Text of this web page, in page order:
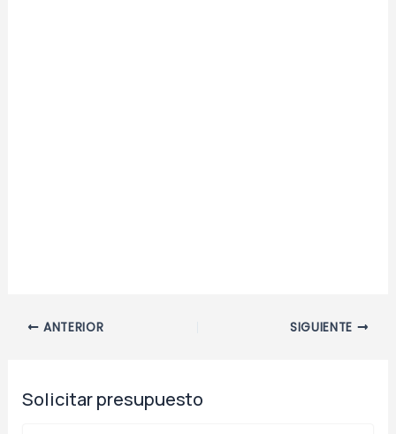
Navegación
ANTERIOR SIGUIENTE
Solicitar presupuesto